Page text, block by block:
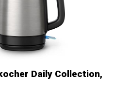
Daily Collection,